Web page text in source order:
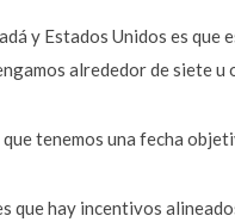
y Estados Unidos es
alrededor de siete u
que tenemos una fecha
que hay incentivos